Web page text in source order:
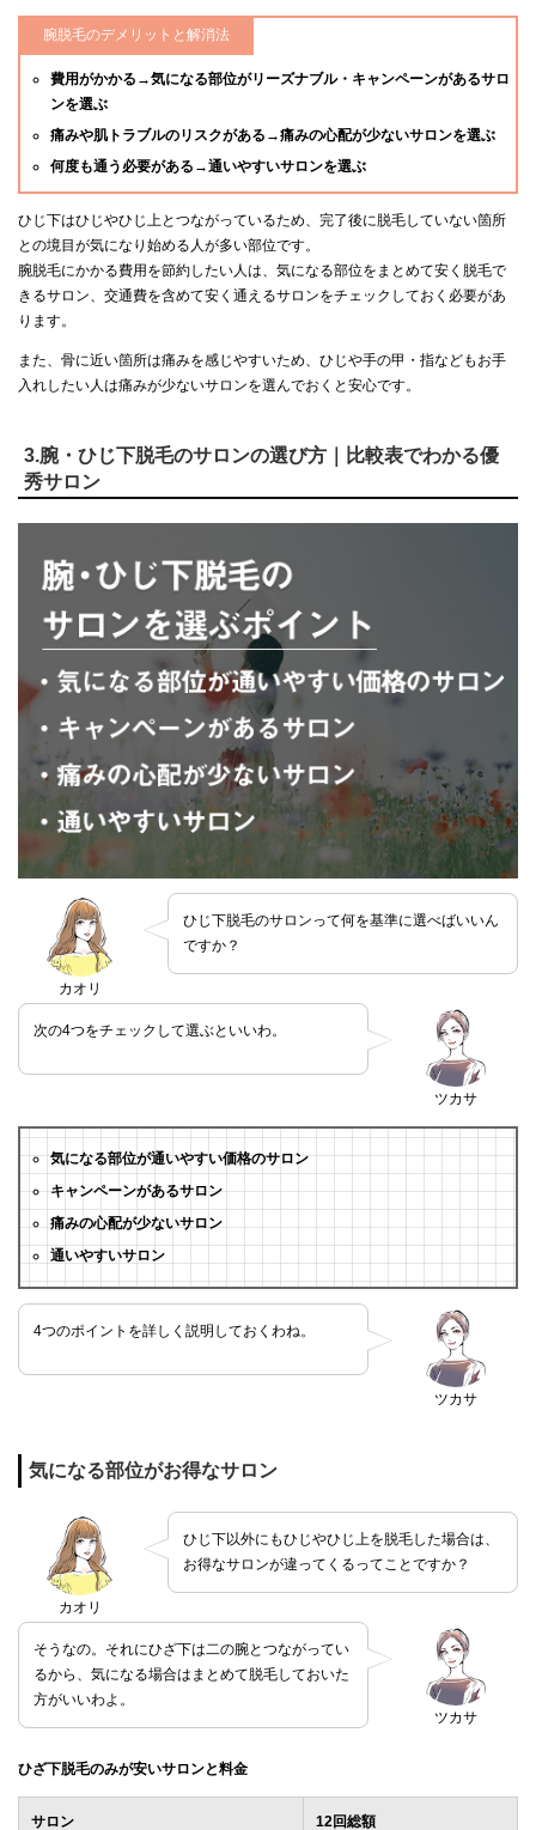
腕脱毛のデメリットと解消法
費用がかかる→気になる部位がリーズナブル・キャンペーンがあるサロ
ンを選ぶ
痛みや肌トラブルのリスクがある→痛みの心配が少ないサロンを選ぶ
何度も通う必要がある→通いやすいサロンを選ぶ
ひじ下はひじやひじ上とつながっているため、完了後に脱毛していない箇所
との境目が気になり始める人が多い部位です。
腕脱毛にかかる費用を節約したい人は、気になる部位をまとめて安く脱毛で
きるサロン、交通費を含めて安く通えるサロンをチェックしておく必要があ
ります。
また、骨に近い箇所は痛みを感じやすいため、ひじや手の甲・指などもお手
入れしたい人は痛みが少ないサロンを選んでおくと安心です。
3.腕・ひじ下脱毛のサロンの選び方｜比較表でわかる優
秀サロン
カオリ
ひじ下脱毛のサロンって何を基準に選べばいいん
ですか？
ツカサ
次の4つをチェックして選ぶといいわ。
気になる部位が通いやすい価格のサロン
キャンペーンがあるサロン
痛みの心配が少ないサロン
通いやすいサロン
ツカサ
4つのポイントを詳しく説明しておくわね。
気になる部位がお得なサロン
カオリ
ひじ下以外にもひじやひじ上を脱毛した場合は、
お得なサロンが違ってくるってことですか？
ツカサ
そうなの。それにひざ下は二の腕とつながってい
るから、気になる場合はまとめて脱毛しておいた
方がいいわよ。
ひざ下脱毛のみが安いサロンと料金
サロン 12回総額